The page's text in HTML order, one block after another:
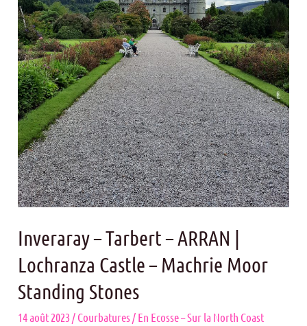
Inveraray – Tarbert – ARRAN |
Lochranza Castle – Machrie Moor
Standing Stones
14 août 2023/ Courbatures/ En Ecosse – Sur la North Coast
–
Machrie
Moor
Standing
Stones